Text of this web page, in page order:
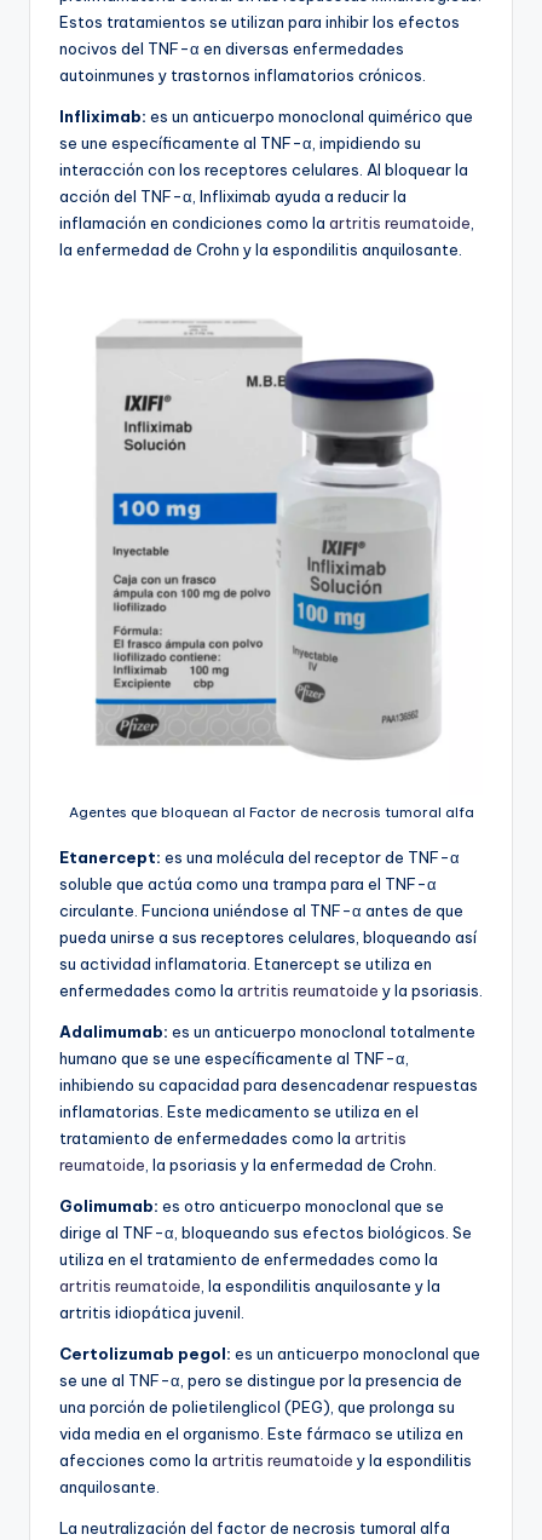
Estos tratamientos se utilizan para inhibir los efectos
nocivos del TNF-α en diversas enfermedades
autoinmunes y trastornos inflamatorios crónicos.
Infliximab: es un anticuerpo monoclonal quimérico que
se une específicamente al TNF-α, impidiendo su
interacción con los receptores celulares. Al bloquear la
acción del TNF-α, Infliximab ayuda a reducir la
inflamación en condiciones como la artritis reumatoide
la enfermedad de Crohn y la espondilitis anquilosante.
Agentes que bloquean al Factor de necrosis tumoral alfa
Etanercept: es una molécula del receptor de TNF-α
soluble que actúa como una trampa para el TNF-α
circulante. Funciona uniéndose al TNF-α antes de que
pueda unirse a sus receptores celulares, bloqueando así
su actividad inflamatoria. Etanercept se utiliza en
enfermedades como la artritis reumatoide y la psoriasis.
Adalimumab: es un anticuerpo monoclonal totalmente
humano que se une específicamente al TNF-α,
inhibiendo su capacidad para desencadenar respuestas
inflamatorias. Este medicamento se utiliza en el
tratamiento de enfermedades como la artritis
reumatoide , la psoriasis y la enfermedad de Crohn.
Golimumab: es otro anticuerpo monoclonal que se
dirige al TNF-α, bloqueando sus efectos biológicos. Se
utiliza en el tratamiento de enfermedades como la
artritis reumatoide , la espondilitis anquilosante y la
artritis idiopática juvenil.
Certolizumab pegol: es un anticuerpo monoclonal que
se une al TNF-α, pero se distingue por la presencia de
una porción de polietilenglicol (PEG), que prolonga su
vida media en el organismo. Este fármaco se utiliza en
afecciones como la artritis reumatoide y la espondilitis
anquilosante.
La neutralización del factor de necrosis tumoral alfa